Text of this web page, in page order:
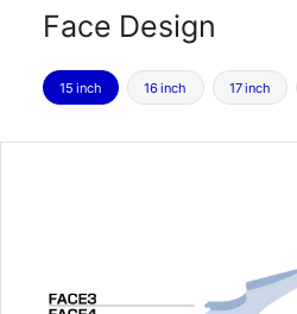
Face Design
15 inch 16 inch 17 inch